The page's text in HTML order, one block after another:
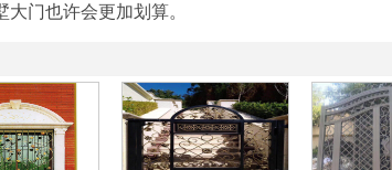
门也许会更加划算。